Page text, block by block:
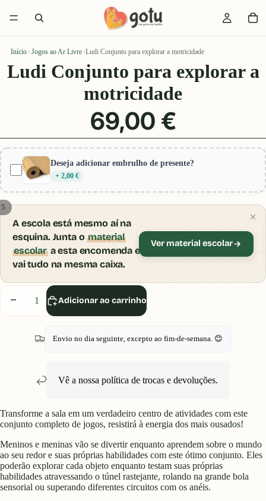
Início › Jogos ao Ar Livre ›Ludi Conjunto para explorar a motricidade
5
Ludi Conjunto para explorar a
motricidade
69,00 €
Deseja adicionar embrulho de presente?
+ 2,00 €
Diminuir
quantidade
Aumentar
A escola está mesmo aí na
esquina. Junta omaterial
escolara esta encomenda e
vai tudo na mesma caixa.
Ver material escolar
Adicionar ao carrinho
Envio no dia seguinte, excepto ao fim-de-semana. 😊
Vê a nossa política de trocas e devoluções.
Transforme a sala em um verdadeiro centro de atividades com este
conjunto completo de jogos, resistirá à energia dos mais ousados!
Meninos e meninas vão se divertir enquanto aprendem sobre o mundo
ao seu redor e suas próprias habilidades com este ótimo conjunto. Eles
poderão explorar cada objeto enquanto testam suas próprias
habilidades atravessando o túnel rastejante, rolando na grande bola
sensorial ou superando diferentes circuitos com os anéis.